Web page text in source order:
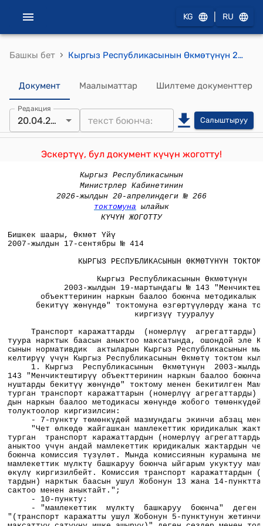
KG RU
Башкы бет › Кыргыз Республикасынын Өкмөтүнүн 2007-жылдын 17-сентябрындагы № 414 "Кыргыз Республикасынын Өкмөтүнүн 2003-жылдын 19-мартындагы № 143 "Менчиктештирүү объекттеринин наркын баалоо боюнча методикалык сунуштарды бекитүү жөнүндө" токтомуна өзгөртүүлөрдү жана толуктоолорду киргизүү тууралуу" токтому
Документ Маалыматтар Шилтеме документтер
Редакция
20.04.2026 Салыштыруу
Эскертүү, бул документ күчүн жоготту!